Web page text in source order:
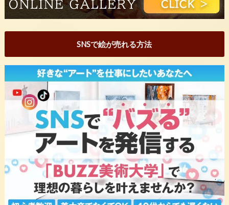
SNSで絵が売れる方法